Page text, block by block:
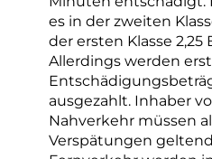
es in der zweiten
der ersten Klasse 2,25
Allerdings werden erst
ausgezahlt. Inhaber
Nahverkehr müssen
Verspätungen